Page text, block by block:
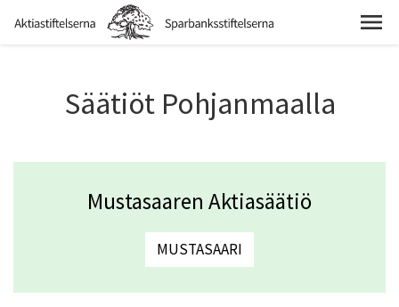
Säätiöt Pohjanmaalla
Mustasaaren Aktiasäätiö
MUSTASAARI